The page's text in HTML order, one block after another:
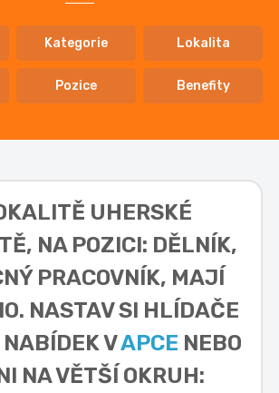
Kategorie Lokalita
Pozice Benefity
UHERSKÉ
NA POZICI: DĚLNÍK,
PRACOVNÍK, MAJÍ
NASTAV SI HLÍDAČE
NABÍDEK VAPCE NEBO
NA VĚTŠÍ OKRUH: